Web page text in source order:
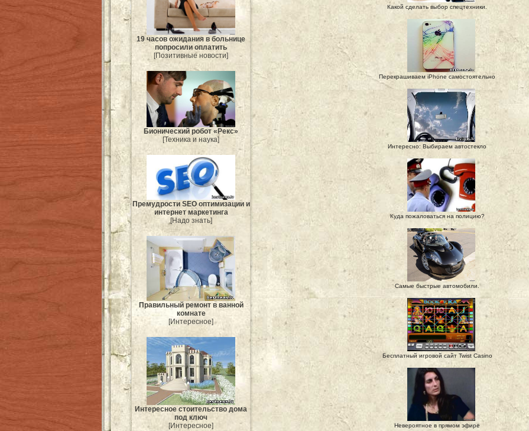
19 часов ожидания в больнице
попросили оплатить
[Позитивные новости]
Бионический робот «Рекс»
[Техника и наука]
Премудрости SEO оптимизации и
интернет маркетинга
[Надо знать]
Правильный ремонт в ванной
комнате
[Интересное]
Интересное стоительство дома
под ключ
[Интересное]
Какой сделать выбор спецтехники.
Перекрашиваем iPhone самостоятельно
Интересно: Выбираем автостекло
Куда пожаловаться на полицию?
Самые быстрые автомобили.
Бесплатный игровой сайт Twist Casino
Невероятное в прямом эфире